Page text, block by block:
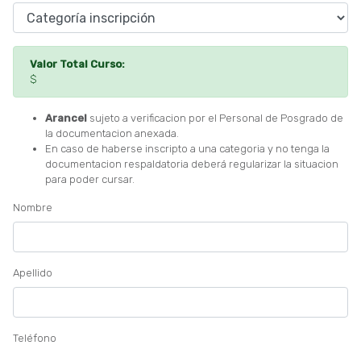
Valor Total Curso:
$
Arancel sujeto a verificacion por el Personal de Posgrado de
la documentacion anexada.
En caso de haberse inscripto a una categoria y no tenga la
documentacion respaldatoria deberá regularizar la situacion
para poder cursar.
Nombre
Apellido
Teléfono